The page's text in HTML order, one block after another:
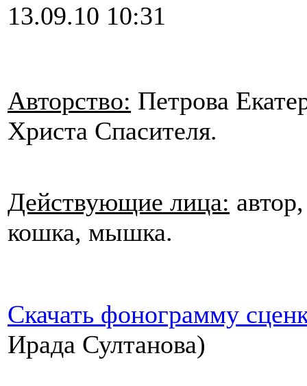
13.09.10 10:31
Авторство: Петрова
Христа Спасителя.
Действующие лица:
кошка, мышка.
Скачать фонограмму
Ирада Султанова)